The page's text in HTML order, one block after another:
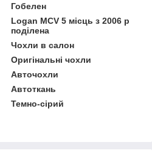
Гобелен
Logan MCV 5 місць з 2006 р
поділена
Чохли в салон
Оригінальні чохли
Авточохли
Автоткань
Темно-сірий